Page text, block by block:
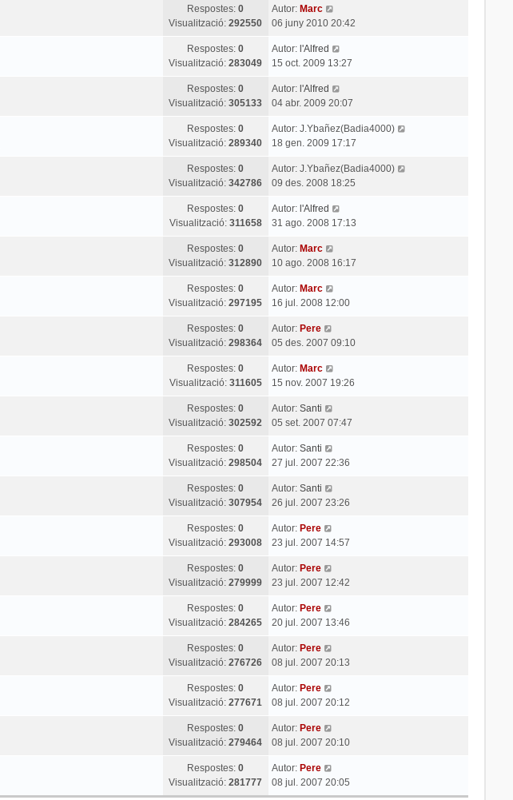
Respostes:0
Visualització:292550
Autor: Marc
06 juny 2010 20:42
Respostes:0
Visualització:283049
Autor: l'Alfred
15 oct. 2009 13:27
Respostes:0
Visualització:305133
Autor: l'Alfred
04 abr. 2009 20:07
Respostes:0
Visualització:289340
Autor: J.Ybañez(Badia4000)
18 gen. 2009 17:17
Respostes:0
Visualització:342786
Autor: J.Ybañez(Badia4000)
09 des. 2008 18:25
Respostes:0
Visualització: 311658
Autor: l'Alfred
31 ago. 2008 17:13
Respostes:0
Visualització:312890
Autor: Marc
10 ago. 2008 16:17
Respostes:0
Visualització:297195
Autor: Marc
16 jul. 2008 12:00
Respostes:0
Visualització:298364
Autor: Pere
05 des. 2007 09:10
Respostes:0
Visualització: 311605
Autor: Marc
15 nov. 2007 19:26
Respostes:0
Visualització:302592
Autor: Santi
05 set. 2007 07:47
Respostes:0
Visualització:298504
Autor: Santi
27 jul. 2007 22:36
Respostes:0
Visualització:307954
Autor: Santi
26 jul. 2007 23:26
Respostes:0
Visualització:293008
Autor: Pere
23 jul. 2007 14:57
Respostes:0
Visualització:279999
Autor: Pere
23 jul. 2007 12:42
Respostes:0
Visualització:284265
Autor: Pere
20 jul. 2007 13:46
Respostes:0
Visualització:276726
Autor: Pere
08 jul. 2007 20:13
Respostes:0
Visualització:277671
Autor: Pere
08 jul. 2007 20:12
Respostes:0
Visualització:279464
Autor: Pere
08 jul. 2007 20:10
Respostes:0
Visualització:281777
Autor: Pere
08 jul. 2007 20:05